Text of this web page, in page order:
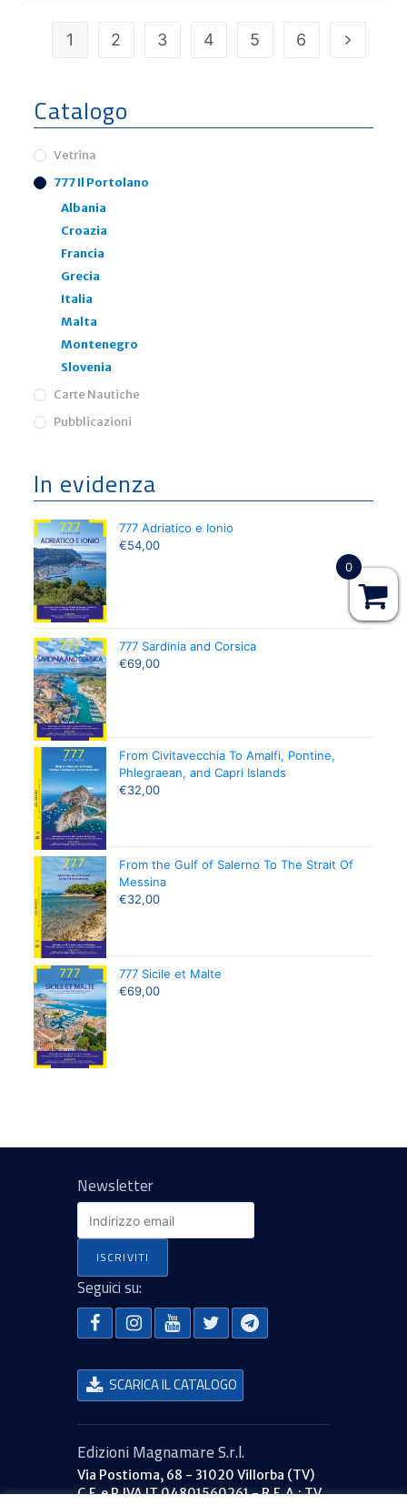
1 2 3 4 5 6
Catalogo
Vetrina
777 Il Portolano
Albania
Croazia
Francia
Grecia
Italia
Malta
Montenegro
Slovenia
Carte Nautiche
Pubblicazioni
In evidenza
777 Adriatico e Ionio
€54,00
777 Sardinia and Corsica
€69,00
From Civitavecchia To Amalfi, Pontine,
Phlegraean, and Capri Islands
€32,00
From the Gulf of Salerno To The Strait Of
Messina
€32,00
777 Sicile et Malte
€69,00
Newsletter
Seguici su:
SCARICA IL CATALOGO
Edizioni Magnamare S.r.l.
Via Postioma, 68 - 31020 Villorba (TV)
C.F. e P.IVA IT 04801560261 - R.E.A.: TV
0